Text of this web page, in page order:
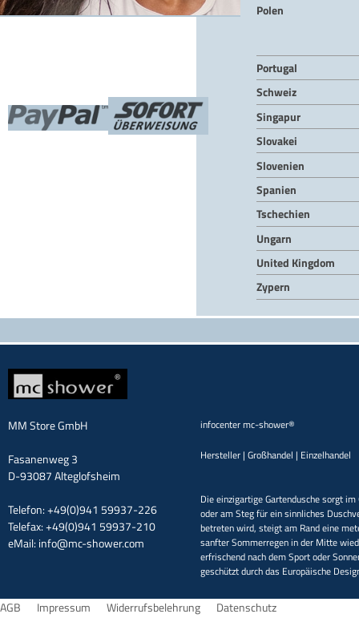
Polen
Portugal
Schweiz
Singapur
Slovakei
Slovenien
Spanien
Tschechien
Ungarn
United Kingdom
Zypern
MM Store GmbH
Fasanenweg 3
D-93087 Alteglofsheim
Telefon: +49(0)941 59937-226
Telefax: +49(0)941 59937-210
eMail: info@mc-shower.com
infocenter mc-shower®
Hersteller | Großhandel | Einzelhandel
Die einzigartige Gartendusche sorgt
oder am Steg für ein sinnliches
betreten wird, steigt am Rand eine
sanfter Sommerregen in der Mitte
erfrischend nach dem Sport oder
geschützt durch das Europäische
AGB Impressum Widerrufsbelehrung Datenschutz